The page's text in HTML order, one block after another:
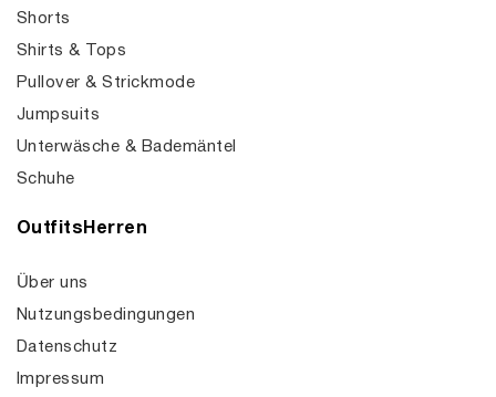
Shorts
Shirts & Tops
Pullover & Strickmode
Jumpsuits
Unterwäsche & Bademäntel
Schuhe
OutfitsHerren
Über uns
Nutzungsbedingungen
Datenschutz
Impressum